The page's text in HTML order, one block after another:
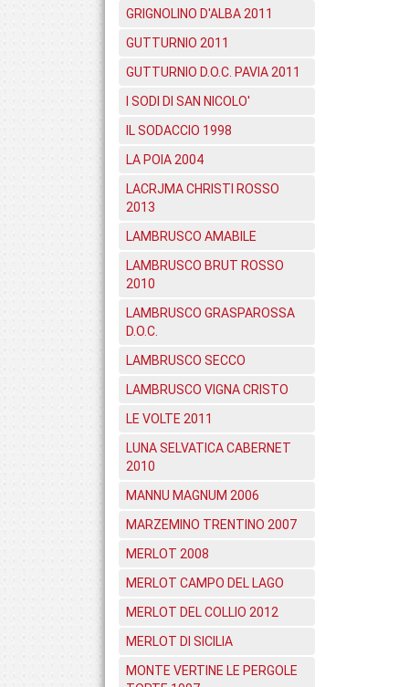
GRIGNOLINO D'ALBA 2011
GUTTURNIO 2011
GUTTURNIO D.O.C. PAVIA 2011
I SODI DI SAN NICOLO'
IL SODACCIO 1998
LA POIA 2004
LACRJMA CHRISTI ROSSO
2013
LAMBRUSCO AMABILE
LAMBRUSCO BRUT ROSSO
2010
LAMBRUSCO GRASPAROSSA
D.O.C.
LAMBRUSCO SECCO
LAMBRUSCO VIGNA CRISTO
LE VOLTE 2011
LUNA SELVATICA CABERNET
2010
MANNU MAGNUM 2006
MARZEMINO TRENTINO 2007
MERLOT 2008
MERLOT CAMPO DEL LAGO
MERLOT DEL COLLIO 2012
MERLOT DI SICILIA
MONTE VERTINE LE PERGOLE